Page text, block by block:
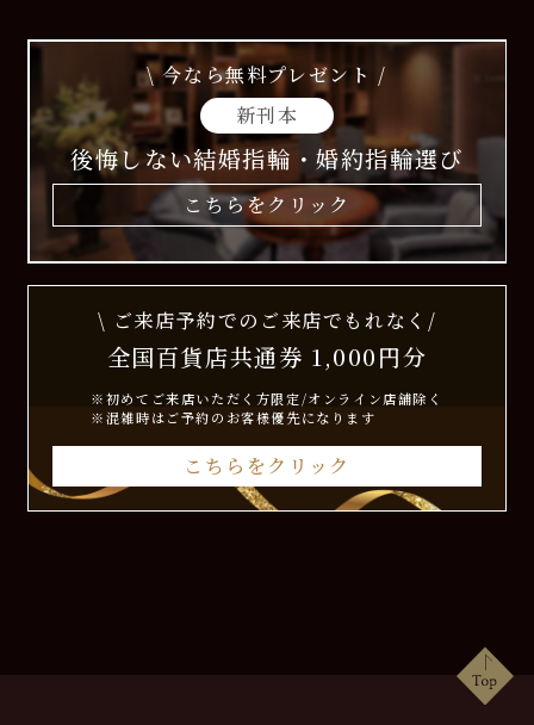
\ 今なら無料プレゼント /
新刊本
後悔しない結婚指輪・婚約指輪選び
こちらをクリック
\ ご来店予約でのご来店でもれなく/
全国百貨店共通券 1,000円分
※初めてご来店いただく方限定/オンライン店舗除く
※混雑時はご予約のお客様優先になります
こちらをクリック